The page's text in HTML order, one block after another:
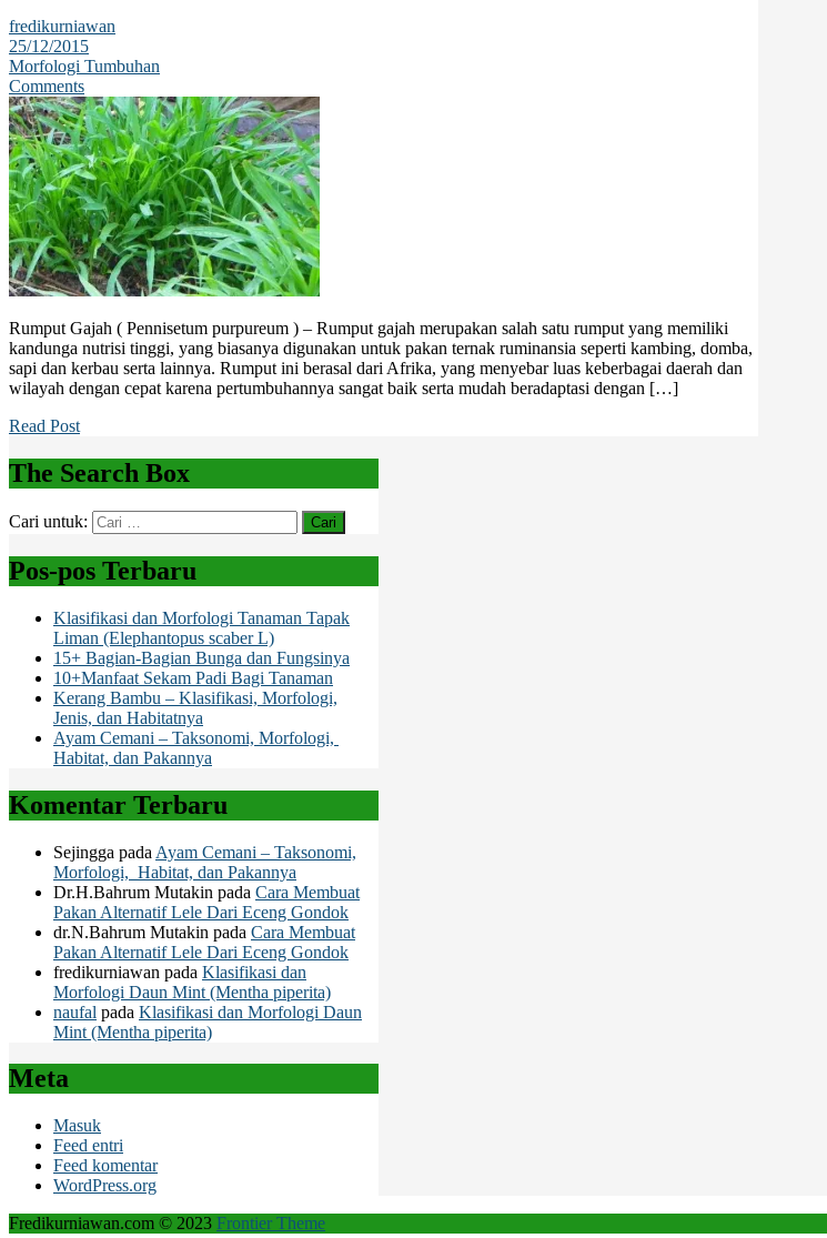
fredikurniawan
25/12/2015
Morfologi Tumbuhan
Comments
Rumput Gajah ( Pennisetum purpureum ) – Rumput gajah merupakan salah satu rumput yang memiliki
kandunga nutrisi tinggi, yang biasanya digunakan untuk pakan ternak ruminansia seperti kambing, domba,
sapi dan kerbau serta lainnya. Rumput ini berasal dari Afrika, yang menyebar luas keberbagai daerah dan
wilayah dengan cepat karena pertumbuhannya sangat baik serta mudah beradaptasi dengan […]
Read Post
The Search Box
Cari untuk:
Pos-pos Terbaru
Klasifikasi dan Morfologi Tanaman Tapak
Liman (Elephantopus scaber L)
15+ Bagian-Bagian Bunga dan Fungsinya
10+Manfaat Sekam Padi Bagi Tanaman
Kerang Bambu – Klasifikasi, Morfologi,
Jenis, dan Habitatnya
Ayam Cemani – Taksonomi, Morfologi,
Habitat, dan Pakannya
Komentar Terbaru
Sejingga pada Ayam Cemani – Taksonomi,
Morfologi, Habitat, dan Pakannya
Dr.H.Bahrum Mutakin pada Cara Membuat
Pakan Alternatif Lele Dari Eceng Gondok
dr.N.Bahrum Mutakin pada Cara Membuat
Pakan Alternatif Lele Dari Eceng Gondok
fredikurniawan pada Klasifikasi dan
Morfologi Daun Mint (Mentha piperita)
naufal pada Klasifikasi dan Morfologi Daun
Mint (Mentha piperita)
Meta
Masuk
Feed entri
Feed komentar
WordPress.org
Fredikurniawan.com © 2023 Frontier Theme